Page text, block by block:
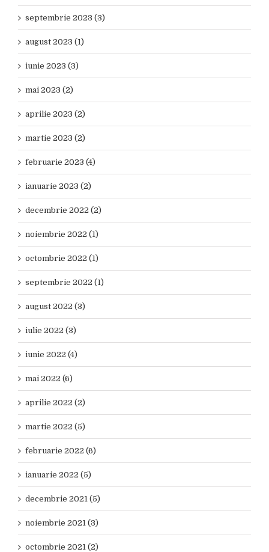
septembrie 2023 (3)
august 2023 (1)
iunie 2023 (3)
mai 2023 (2)
aprilie 2023 (2)
martie 2023 (2)
februarie 2023 (4)
ianuarie 2023 (2)
decembrie 2022 (2)
noiembrie 2022 (1)
octombrie 2022 (1)
septembrie 2022 (1)
august 2022 (3)
iulie 2022 (3)
iunie 2022 (4)
mai 2022 (6)
aprilie 2022 (2)
martie 2022 (5)
februarie 2022 (6)
ianuarie 2022 (5)
decembrie 2021 (5)
noiembrie 2021 (3)
octombrie 2021 (2)